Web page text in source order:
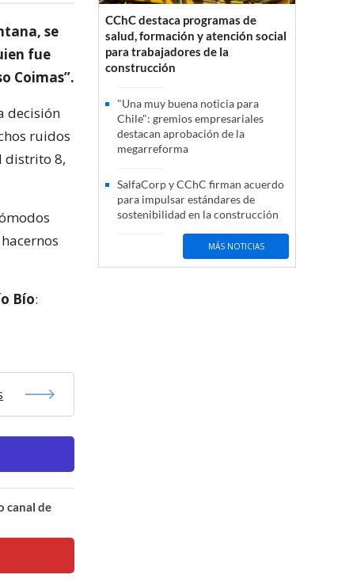
se
fue
Coimas”.
decisión
ruidos
distrito 8,
Bío:
canal de
CChC destaca programas de
salud, formación y atención social
para trabajadores de la
construcción
"Una muy buena noticia para
Chile": gremios empresariales
destacan aprobación de la
megarreforma
SalfaCorp y CChC firman acuerdo
para impulsar estándares de
sostenibilidad en la construcción
MÁS NOTICIAS